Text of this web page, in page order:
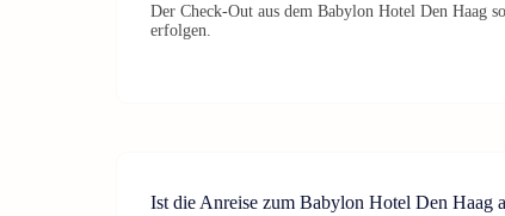
Der Check-Out aus dem Babylon Hotel Den Haag
erfolgen.
Ist die Anreise zum Babylon Hotel Den Haag